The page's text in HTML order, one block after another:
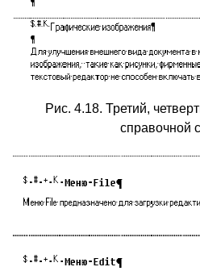
Рис. 4.18. Третий,
справочной